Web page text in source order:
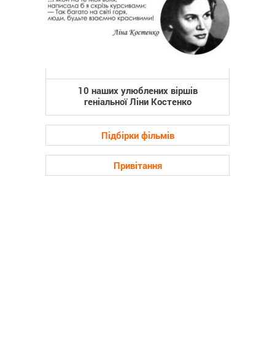
10 наших улюблених віршів
геніальної Ліни Костенко
Підбірки фільмів
Привітання